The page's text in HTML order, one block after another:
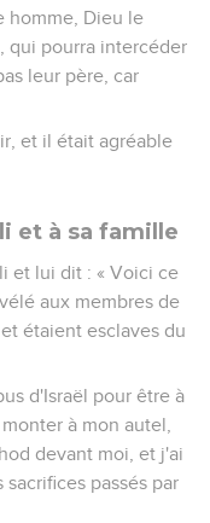
homme, Dieu le
qui pourra intercéder
leur père, car
et il était agréable
et à sa famille
et lui dit : « Voici ce
aux membres de
étaient esclaves du
d'Israël pour être à
à mon autel,
devant moi, et j'ai
passés par